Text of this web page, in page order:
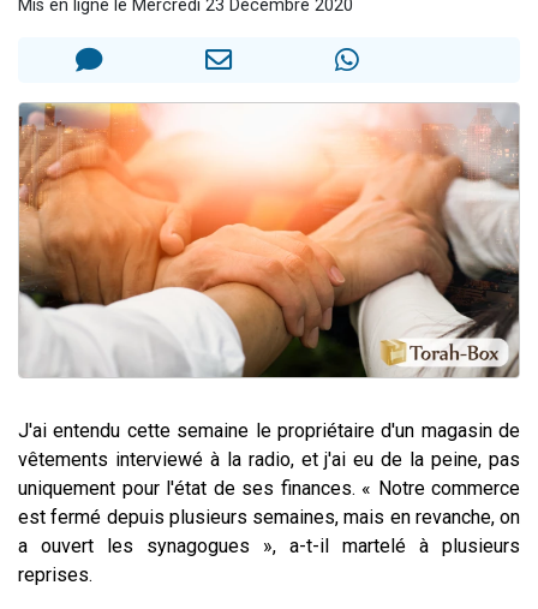
30 personnes viennent de faire un don pour Sauvez la jambe de Yohan
12 nouvelles musiques dans Torah-Box Music
29 personnes viennent de demander une bénédiction
Mis en ligne le Mercredi 23 Décembre 2020
J'ai entendu cette semaine le propriétaire d'un magasin de
vêtements interviewé à la radio, et j'ai eu de la peine, pas
uniquement pour l'état de ses finances. « Notre commerce
est fermé depuis plusieurs semaines, mais en revanche, on
a ouvert les synagogues », a-t-il martelé à plusieurs
reprises.